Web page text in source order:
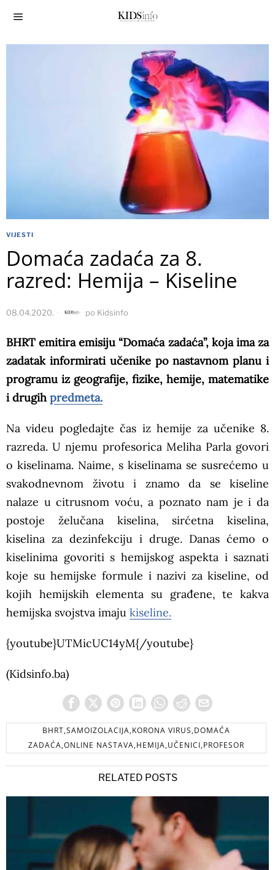
VIJESTI
Domaća zadaća za 8.
razred: Hemija – Kiseline
08.04.2020. po Kidsinfo
BHRT emitira emisiju “Domaća zadaća”, koja ima za
zadatak informirati učenike po nastavnom planu i
programu iz geografije, fizike, hemije, matematike
i drugih predmeta.
Na videu pogledajte čas iz hemije za učenike 8.
razreda. U njemu profesorica Meliha Parla govori
o kiselinama. Naime, s kiselinama se susrećemo u
svakodnevnom životu i znamo da se kiseline
nalaze u citrusnom voću, a poznato nam je i da
postoje želučana kiselina, sirćetna kiselina,
kiselina za dezinfekciju i druge. Danas ćemo o
kiselinima govoriti s hemijskog aspekta i saznati
koje su hemijske formule i nazivi za kiseline, od
kojih hemijskih elementa su građene, te kakva
hemijska svojstva imaju kiseline.
{youtube}UTMicUC14yM{/youtube}
(Kidsinfo.ba)
BHRT,SAMOIZOLACIJA,KORONA VIRUS,DOMAĆA
ZADAĆA,ONLINE NASTAVA,HEMIJA,UČENICI,PROFESOR
RELATED POSTS